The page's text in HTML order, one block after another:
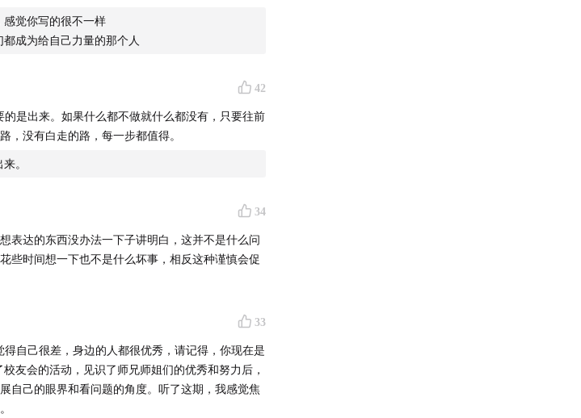
值得”？
转折点？
有迷茫的时刻吗？
“搞砸了又怎样？”
练？
觉你写的很不一样
成为给自己力量的那个人
42
是出来。如果什么都不做就什么都没有，只要往前
，没有白走的路，每一步都值得。
。
34
表达的东西没办法一下子讲明白，这并不是什么问
些时间想一下也不是什么坏事，相反这种谨慎会促
33
得自己很差，身边的人都很优秀，请记得，你现在是
友会的活动，见识了师兄师姐们的优秀和努力后，
自己的眼界和看问题的角度。听了这期，我感觉焦